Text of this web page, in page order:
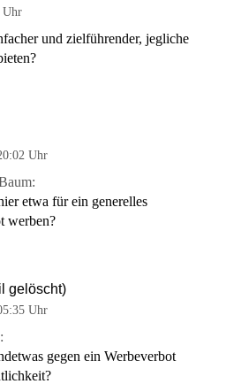
Uhr
und zielführender, jegliche
Uhr
etwa für ein generelles
werben?
gelöscht)
Uhr
gegen ein Werbeverbot